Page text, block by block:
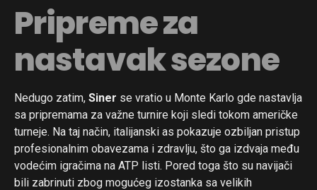
Pripreme za
nastavak sezone
Nedugo zatim, Siner se vratio u Monte Karlo gde nastavlja
sa pripremama za važne turnire koji sledi tokom američke
turneje. Na taj način, italijanski as pokazuje ozbiljan pristup
profesionalnim obavezama i zdravlju, što ga izdvaja među
vodećim igračima na ATP listi. Pored toga što su navijači
bili zabrinuti zbog mogućeg izostanka sa velikih